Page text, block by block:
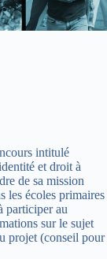
intitulé
et droit à
de sa mission
les écoles primaires
participer au
sur le sujet
projet (conseil pour